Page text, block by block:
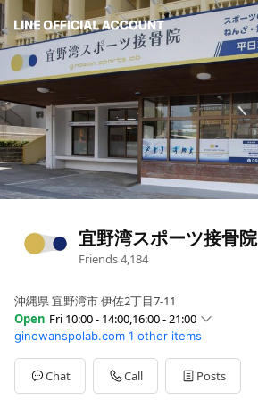
宜野湾スポーツ接骨院
Friends4,184
沖縄県 宜野湾市 伊佐2丁目7-11
Open Fri 10:00 - 14:00,16:00 - 21:00
Sun10:00 - 13:00,14:00 - 17:00
Mon10:00 - 14:00,16:00 - 21:00
Tue10:00 - 14:00,16:00 - 21:00
Wed16:00 - 21:00
ginowanspolab.com 1 other items
Chat Call Posts